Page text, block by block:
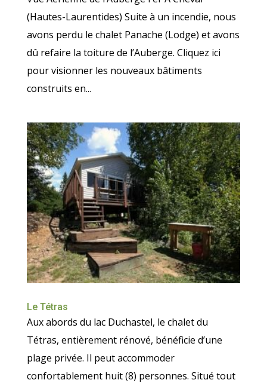
(Hautes-Laurentides) Suite à un incendie, nous
avons perdu le chalet Panache (Lodge) et avons
dû refaire la toiture de l’Auberge. Cliquez ici
pour visionner les nouveaux bâtiments
construits en...
Le Tétras
Aux abords du lac Duchastel, le chalet du
Tétras, entièrement rénové, bénéficie d’une
plage privée. Il peut accommoder
confortablement huit (8) personnes. Situé tout